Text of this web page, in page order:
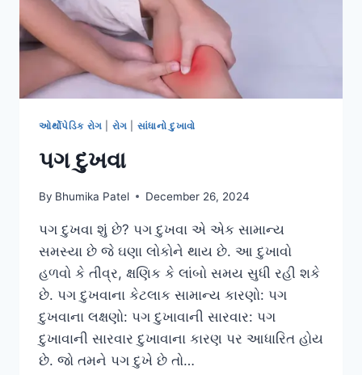
ઓર્થોપેડિક રોગ રોગ સાંધાનો દુખાવો
પગ દુખવા
By Bhumika Patel December 26, 2024
પગ દુખવા શું છે? પગ દુખવા એ એક સામાન્ય
સમસ્યા છે જે ઘણા લોકોને થાય છે. આ દુખાવો
હળવો કે તીવ્ર, ક્ષણિક કે લાંબો સમય સુધી રહી શકે
છે. પગ દુખવાના કેટલાક સામાન્ય કારણો: પગ
દુખવાના લક્ષણો: પગ દુખાવાની સારવાર: પગ
દુખાવાની સારવાર દુખાવાના કારણ પર આધારિત હોય
છે. જો તમને પગ દુખે છે તો…